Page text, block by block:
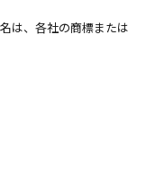
は、各社の商標または